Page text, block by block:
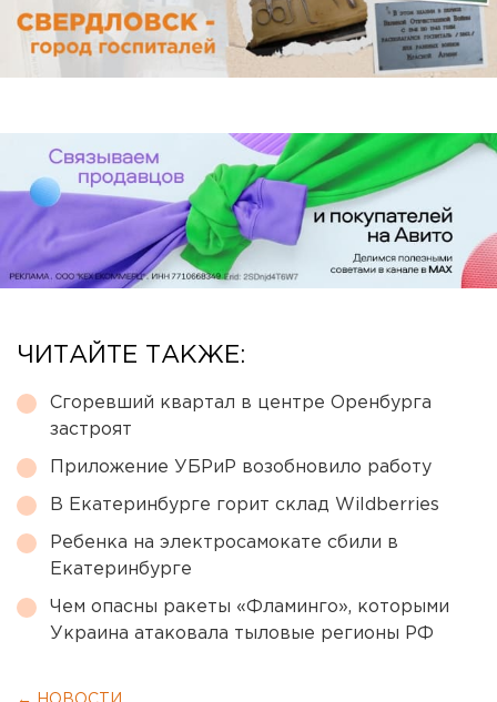
ЧИТАЙТЕ ТАКЖЕ:
Сгоревший квартал в центре Оренбурга
застроят
Приложение УБРиР возобновило работу
В Екатеринбурге горит склад Wildberries
Ребенка на электросамокате сбили в
Екатеринбурге
Чем опасны ракеты «Фламинго», которыми
Украина атаковала тыловые регионы РФ